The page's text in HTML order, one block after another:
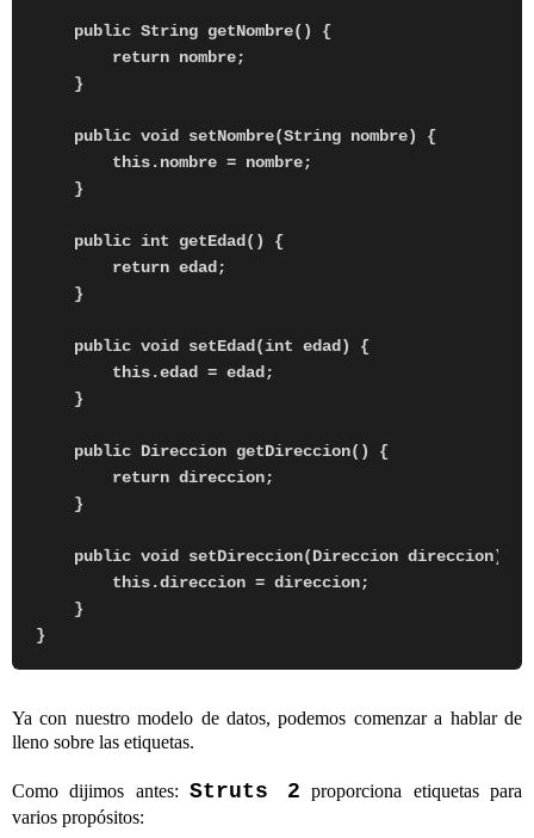
    public String getNombre() {
        return nombre;
    }
    public void setNombre(String nombre) {
        this.nombre = nombre;
    }
    public int getEdad() {
        return edad;
    }
    public void setEdad(int edad) {
        this.edad = edad;
    }
    public Direccion getDireccion() {
        return direccion;
    }
    public void setDireccion(Direccion direccion) {
        this.direccion = direccion;
    }
Ya con nuestro modelo de datos, podemos comenzar a hablar de
lleno sobre las etiquetas.
Como dijimos antes: Struts 2 proporciona etiquetas para
varios propósitos: